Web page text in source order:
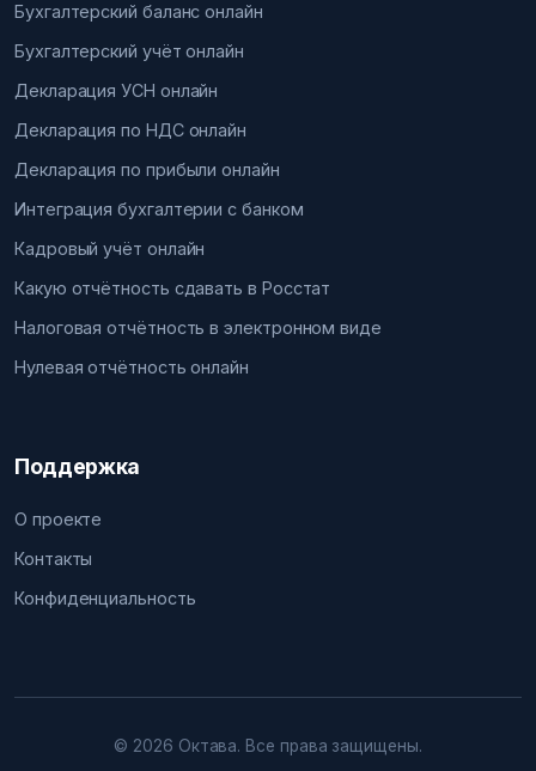
Бухгалтерский баланс онлайн
Бухгалтерский учёт онлайн
Декларация УСН онлайн
Декларация по НДС онлайн
Декларация по прибыли онлайн
Интеграция бухгалтерии с банком
Кадровый учёт онлайн
Какую отчётность сдавать в Росстат
Налоговая отчётность в электронном виде
Нулевая отчётность онлайн
Поддержка
О проекте
Контакты
Конфиденциальность
© 2026 Октава. Все права защищены.